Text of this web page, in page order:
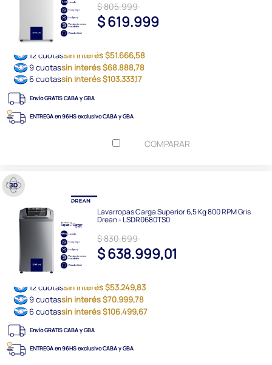
$ 805.999
$ 619.999
12 cuotassin interés $51.666,58
9 cuotassin interés $68.888,78
6 cuotassin interés $103.333,17
Envío GRATIS CABA y GBA
ENTREGA en 96HS exclusivo CABA y GBA
COMPARAR
Lavarropas Carga Superior 6,5 Kg 800 RPM Gris
Drean - LSDR0680TS0
$ 830.699
$ 638.999,01
12 cuotassin interés $53.249,83
9 cuotassin interés $70.999,78
6 cuotassin interés $106.499,67
Envío GRATIS CABA y GBA
ENTREGA en 96HS exclusivo CABA y GBA